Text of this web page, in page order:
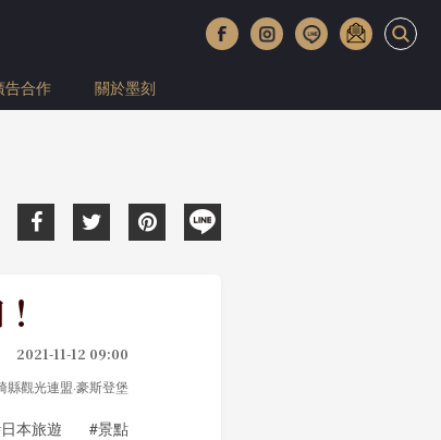
告合作 關於墨刻
2021-11-12 09:00
觀光連盟·豪斯登堡
本旅遊 #景點